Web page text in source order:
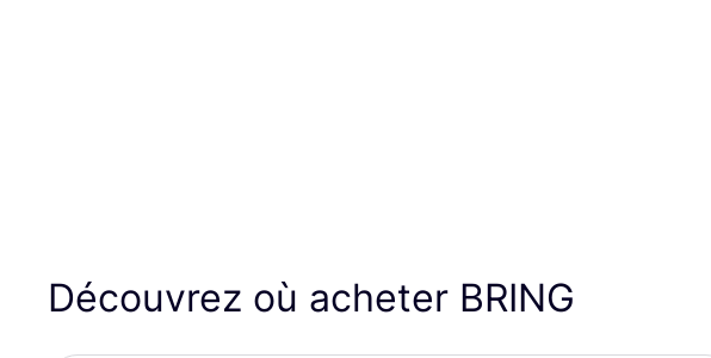
Découvrez où acheter BRING